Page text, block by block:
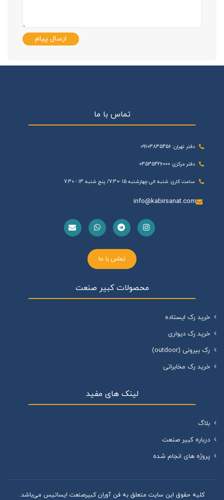
ارسال پیام
تماس با ما
دفتر تهران: 09103835456
دفتر مرکزی: 03535426000
ساعت کاری: شنبه الی چهارشنبه 15 -7:30/ پنج شنبه 13 - 7:30
info@kabirsanat.com
تماس با ما
محصولات کبیر صنعت
خرید رک ایستاده
خرید رک دیواری
رک بیرونی (outdoor)
خرید رک مخابراتی
لینک های مفید
بلاگ
درباره کبیر صنعت
پروژه های انجام شده
کليه حقوق اين سايت متعلق به فن آوران کبیرصنعت ایساتیس می‌باشد.